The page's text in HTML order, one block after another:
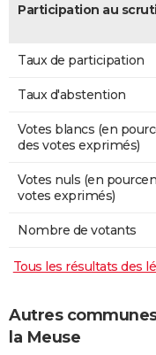
Participation au
Taux de participation
Taux d'abstention
Votes blancs (en
des votes exprimés)
Votes nuls (en
votes exprimés)
Nombre de votants
Tous les résultats des
Autres
la Meuse